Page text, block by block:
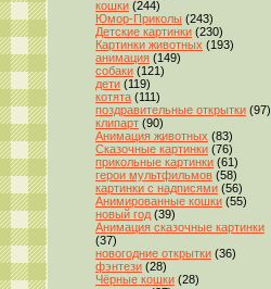
кошки (244)
Юмор-Приколы (243)
Детские картинки (230)
Картинки животных (193)
анимация (149)
собаки (121)
дети (119)
котята (111)
поздравительные открытки (97)
клипарт (90)
Анимация животных (83)
Сказочные картинки (76)
прикольные картинки (61)
герои мультфильмов (58)
картинки с надписями (56)
Анимированные кошки (55)
новый год (39)
Анимация сказочные картинки
(37)
новогодние открытки (36)
фэнтези (28)
Чёрные кошки (28)